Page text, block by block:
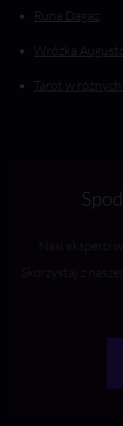
Runa Dagaz
Wróżka
Tarot w
Nasi eksperci
Skorzystaj z